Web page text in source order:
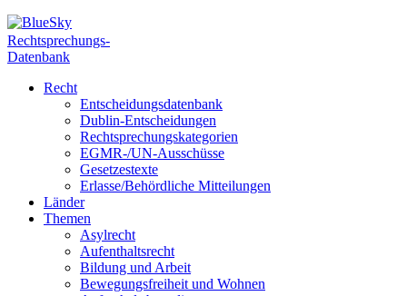
Rechtsprechungs-
Datenbank
Recht
Entscheidungsdatenbank
Dublin-Entscheidungen
Rechtsprechungskategorien
EGMR-/UN-Ausschüsse
Gesetzestexte
Erlasse/Behördliche Mitteilungen
Länder
Themen
Asylrecht
Aufenthaltsrecht
Bildung und Arbeit
Bewegungsfreiheit und Wohnen